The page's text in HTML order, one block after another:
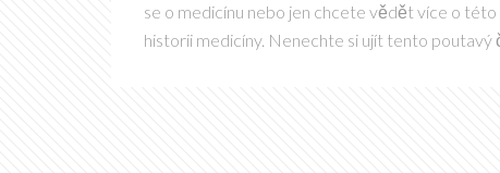
se o medicínu nebo jen chcete vědět více o
historii medicíny. Nenechte si ujít tento poutavý